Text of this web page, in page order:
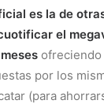
es la de
el
ofreciendo
por los
(para